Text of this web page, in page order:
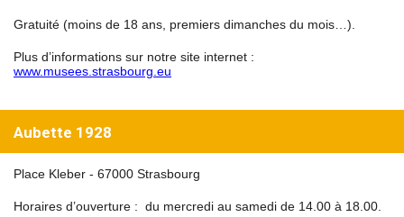
Gratuité (moins de 18 ans, premiers dimanches du mois…).
Plus d’informations sur notre site internet :
www.musees.strasbourg.eu
Aubette 1928
Place Kleber - 67000 Strasbourg
Horaires d’ouverture : du mercredi au samedi de 14.00 à 18.00.